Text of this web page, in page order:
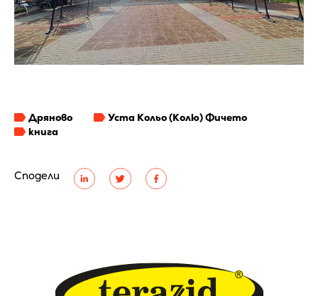
Сподели
Дряново
Уста Кольо (Колю) Фичето
книга